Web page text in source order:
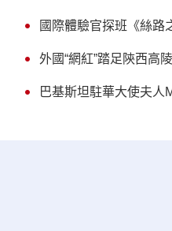
國際體驗官探班《絲路
外國“網紅”踏足陝西高
巴基斯坦駐華大使夫人